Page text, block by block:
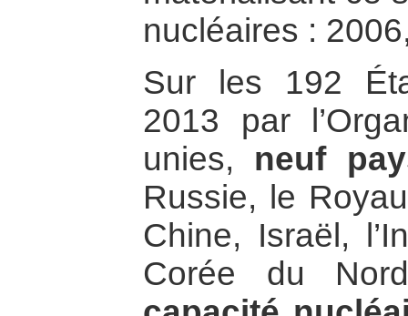
nucléaires :
Sur les 192
2013 par
unies, neuf
Russie, le
Chine, Israël,
Corée du